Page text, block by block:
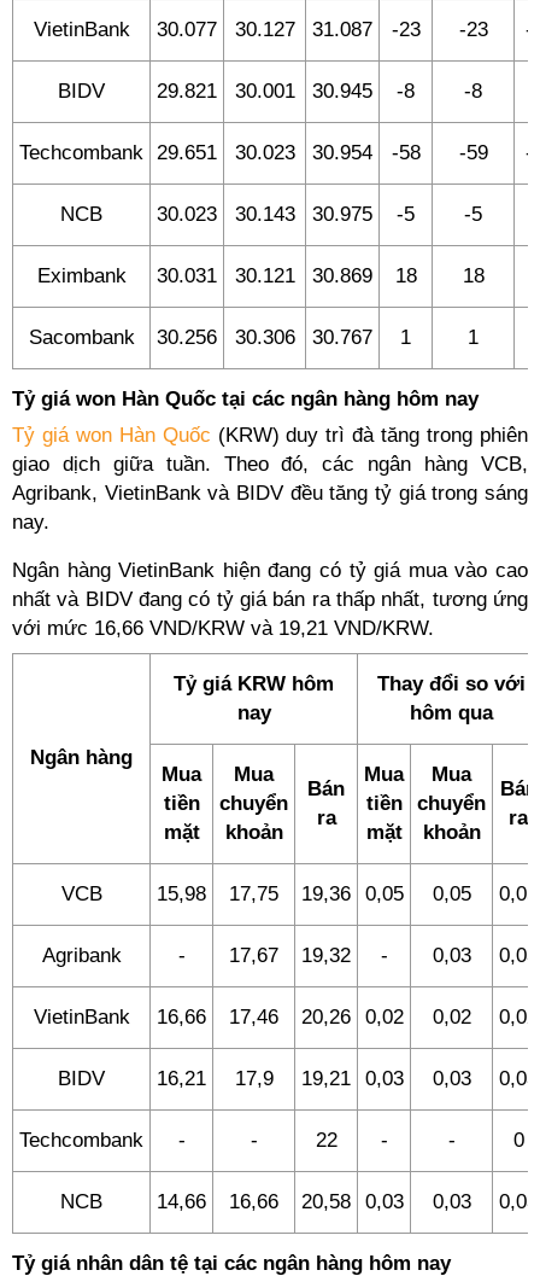
VietinBank 30.077 30.127 31.087 -23 -23 -
BIDV 29.821 30.001 30.945 -8 -8
Techcombank 29.651 30.023 30.954 -58 -59 -
NCB 30.023 30.143 30.975 -5 -5
Eximbank 30.031 30.121 30.869 18 18
Sacombank 30.256 30.306 30.767 1 1
Tỷ giá won Hàn Quốc tại các ngân hàng hôm nay
Tỷ giá won Hàn Quốc (KRW) duy trì đà tăng trong phiên
giao dịch giữa tuần. Theo đó, các ngân hàng VCB,
Agribank, VietinBank và BIDV đều tăng tỷ giá trong sáng
nay.
Ngân hàng VietinBank hiện đang có tỷ giá mua vào cao
nhất và BIDV đang có tỷ giá bán ra thấp nhất, tương ứng
với mức 16,66 VND/KRW và 19,21 VND/KRW.
Ngân hàng
Tỷ giá KRW hôm
nay
Thay đổi so với
hôm qua
Mua
tiền
mặt
Mua
chuyển
khoản
Bán
ra
Mua
tiền
mặt
Mua
chuyển
khoản
Bán
ra
VCB 15,98 17,75 19,36 0,05 0,05 0,05
Agribank - 17,67 19,32 - 0,03 0,03
VietinBank 16,66 17,46 20,26 0,02 0,02 0,02
BIDV 16,21 17,9 19,21 0,03 0,03 0,03
Techcombank - - 22 - - 0
NCB 14,66 16,66 20,58 0,03 0,03 0,03
Tỷ giá nhân dân tệ tại các ngân hàng hôm nay